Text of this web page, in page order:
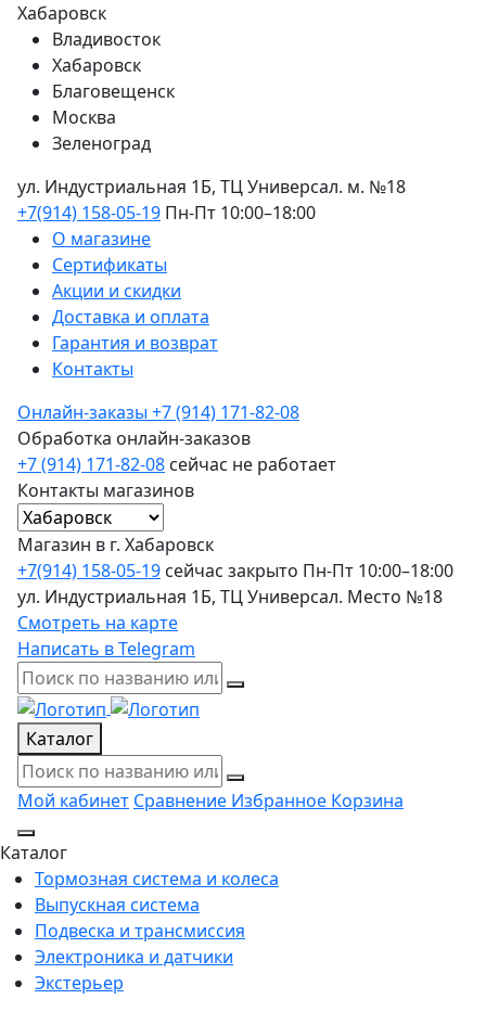
Хабаровск
Владивосток
Хабаровск
Благовещенск
Москва
Зеленоград
ул. Индустриальная 1Б, ТЦ Универсал. м. №18
+7(914) 158-05-19 Пн-Пт 10:00–18:00
О магазине
Сертификаты
Акции и скидки
Доставка и оплата
Гарантия и возврат
Контакты
Онлайн-заказы +7 (914) 171-82-08
Обработка онлайн-заказов
+7 (914) 171-82-08 сейчас не работает
Контакты магазинов
Магазин в г. Хабаровск
+7(914) 158-05-19 сейчас закрыто Пн-Пт 10:00–18:00
ул. Индустриальная 1Б, ТЦ Универсал. Место №18
Смотреть на карте
Написать в Telegram
Каталог
Мой кабинет Сравнение Избранное Корзина
Каталог
Тормозная система и колеса
Выпускная система
Подвеска и трансмиссия
Электроника и датчики
Экстерьер